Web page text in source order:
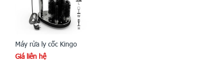
Máy rửa ly cốc Kingo
Giá liên hệ